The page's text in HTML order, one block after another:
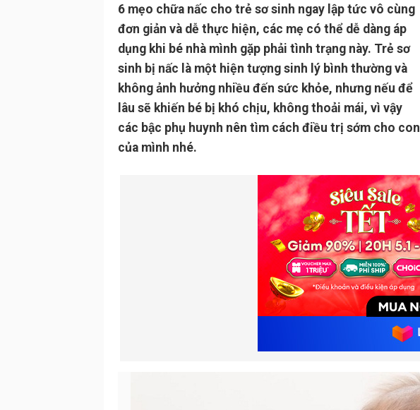
6 mẹo chữa nấc cho trẻ sơ sinh ngay lập tức vô cùng
đơn giản và dễ thực hiện, các mẹ có thể dễ dàng áp
dụng khi bé nhà mình gặp phải tình trạng này. Trẻ sơ
sinh bị nấc là một hiện tượng sinh lý bình thường và
không ảnh hưởng nhiều đến sức khỏe, nhưng nếu để
lâu sẽ khiến bé bị khó chịu, không thoải mái, vì vậy
các bậc phụ huynh nên tìm cách điều trị sớm cho con
của mình nhé.